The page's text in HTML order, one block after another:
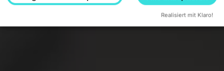
Realisiert mit Klaro!